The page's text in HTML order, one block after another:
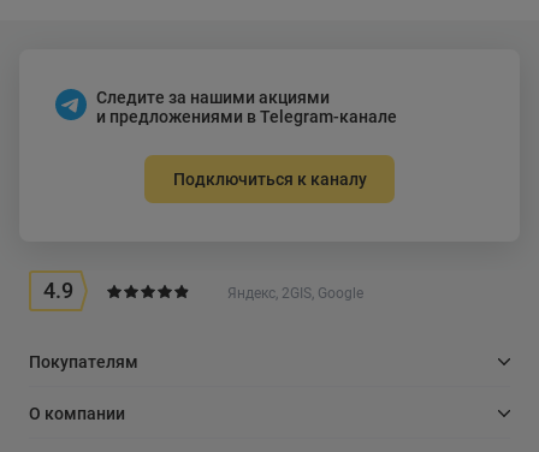
Следите за нашими акциями
и предложениями в Telegram-канале
Подключиться к каналу
4.9 Яндекс, 2GIS, Google
Покупателям
О компании